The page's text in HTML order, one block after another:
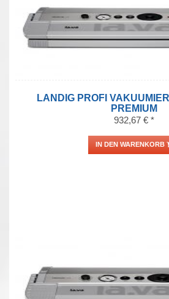
LANDIG PROFI
PREMIUM
932,67 € *
IN DEN WARENKORB